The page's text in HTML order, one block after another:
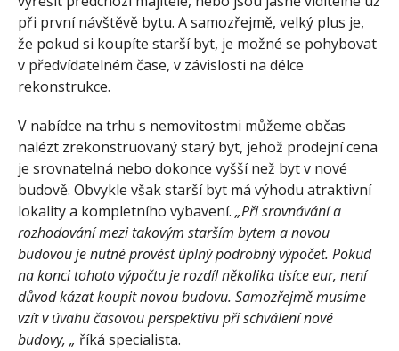
při první návštěvě bytu. A samozřejmě, velký plus je,
že pokud si koupíte starší byt, je možné se pohybovat
v předvídatelném čase, v závislosti na délce
rekonstrukce.
V nabídce na trhu s nemovitostmi můžeme občas
nalézt zrekonstruovaný starý byt, jehož prodejní cena
je srovnatelná nebo dokonce vyšší než byt v nové
budově. Obvykle však starší byt má výhodu atraktivní
lokality a kompletního vybavení. „Při srovnávání a
rozhodování mezi takovým starším bytem a novou
budovou je nutné provést úplný podrobný výpočet. Pokud
na konci tohoto výpočtu je rozdíl několika tisíce eur, není
důvod kázat koupit novou budovu. Samozřejmě musíme
vzít v úvahu časovou perspektivu při schválení nové
budovy, „ říká specialista.